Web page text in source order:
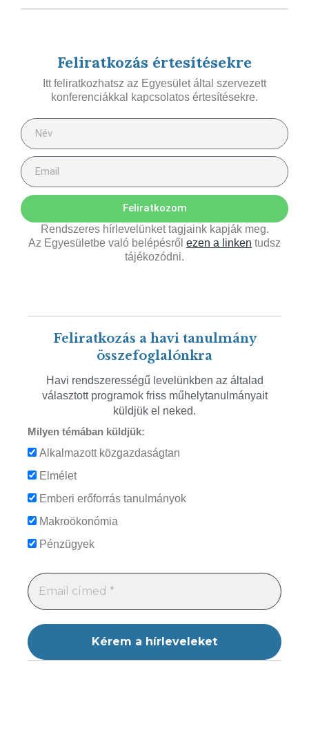
Feliratkozás értesítésekre
Itt feliratkozhatsz az Egyesület által szervezett
konferenciákkal kapcsolatos értesítésekre.
Feliratkozom
Rendszeres hírlevelünket tagjaink kapják meg.
Az Egyesületbe való belépésről ezen a linken tudsz
tájékozódni.
Feliratkozás a havi tanulmány
összefoglalónkra
Havi rendszerességű levelünkben az általad
választott programok friss műhelytanulmányait
küldjük el neked.
Milyen témában küldjük:
Alkalmazott közgazdaságtan
Elmélet
Emberi erőforrás tanulmányok
Makroökonómia
Pénzügyek